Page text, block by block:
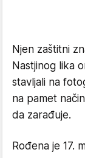
Njen zaštitni
Nastjinog lika
stavljali na
na pamet
da zarađuje.
Rođena je 17.